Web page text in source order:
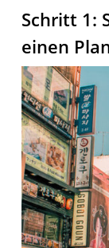
Schritt 1:
einen